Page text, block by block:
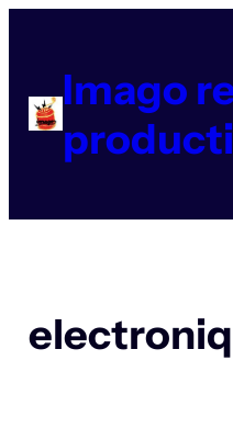
contenuImago